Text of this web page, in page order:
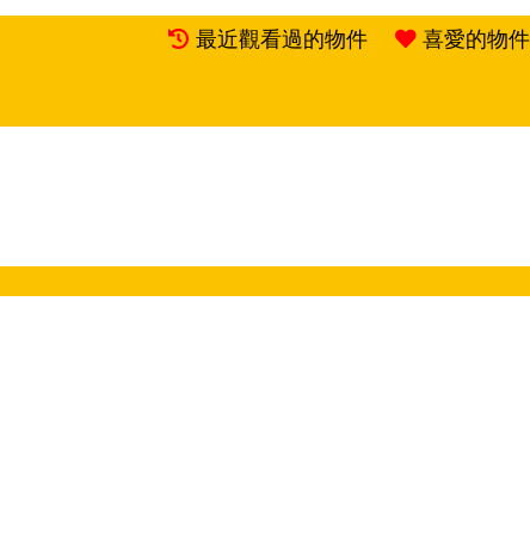
最近觀看過的物件 喜愛的物件